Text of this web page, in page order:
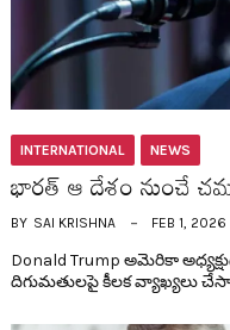
INTERNATIONAL NEWS
భార‌త్ ఆ దేశం నుంచే
BY SAI KRISHNA FEB 1, 2026
Donald Trump అమెరికా
దిగుమతుల‌పై కీల‌క వ్యాఖ్య‌లు